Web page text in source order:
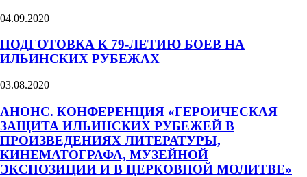
04.09.2020
ПОДГОТОВКА К 79-ЛЕТИЮ БОЕВ НА
ИЛЬИНСКИХ РУБЕЖАХ
03.08.2020
АНОНС. КОНФЕРЕНЦИЯ «ГЕРОИЧЕСКАЯ
ЗАЩИТА ИЛЬИНСКИХ РУБЕЖЕЙ В
ПРОИЗВЕДЕНИЯХ ЛИТЕРАТУРЫ,
КИНЕМАТОГРАФА, МУЗЕЙНОЙ
ЭКСПОЗИЦИИ И В ЦЕРКОВНОЙ МОЛИТВЕ»